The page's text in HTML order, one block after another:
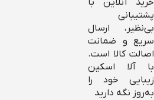
خرید آنلاین با
پشتیبانی
بی‌نظیر، ارسال
سریع و ضمانت
اصالت کالا است.
با آلا اسکین
زیبایی خود را
به‌روز نگه دارید